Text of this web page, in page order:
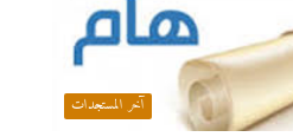
آخر المستجدات